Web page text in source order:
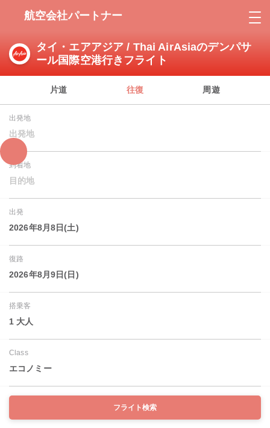
航空会社パートナー
タイ・エアアジア / Thai AirAsiaのデンパサ
ール国際空港行きフライト
片道 往復 周遊
出発地
出発地
到着地
目的地
出発
2026年8月8日(土)
復路
2026年8月9日(日)
搭乗客
1 大人
Class
エコノミー
フライト検索